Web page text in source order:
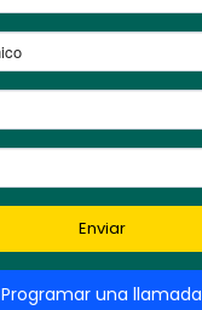
Enviar
Programar una llamada